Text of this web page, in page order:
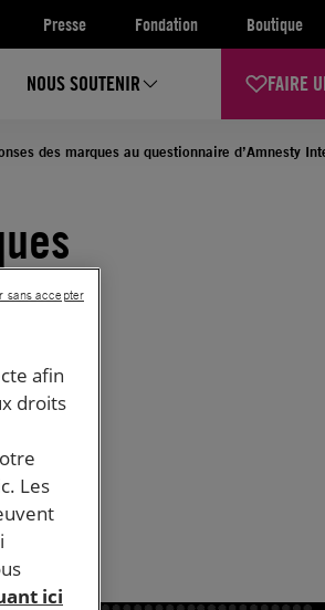
Presse Fondation Boutique
NOUS SOUTENIR FAIRE
des marques au questionnaire d’Amnesty
afin
droits
Les
ici
sans accepter